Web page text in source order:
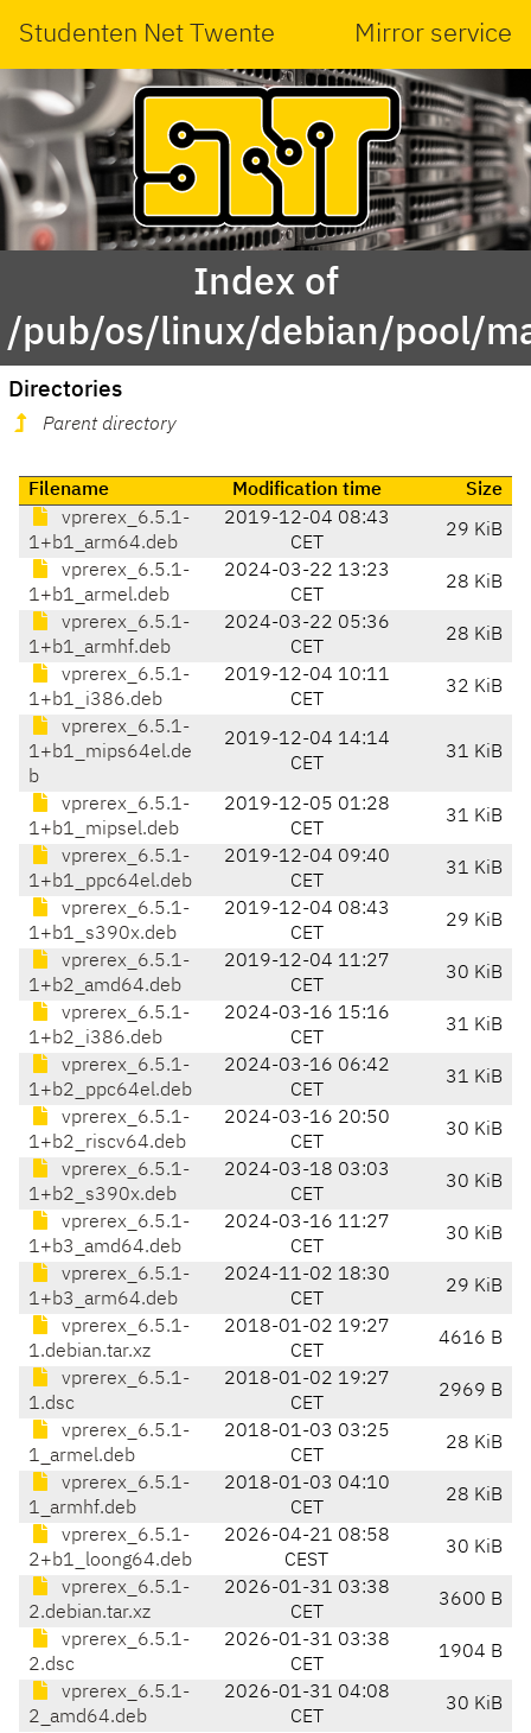
Studenten Net Twente Mirror service
Index of
/pub/os/linux/debian/pool/
Directories
Parent directory
Filename Modification time
Size
vprerex_6.5.1-
1+b1_arm64.deb
2019-12-04 08:43
CET
29 KiB
vprerex_6.5.1-
1+b1_armel.deb
2024-03-22 13:23
CET
28 KiB
vprerex_6.5.1-
1+b1_armhf.deb
2024-03-22 05:36
CET
28 KiB
vprerex_6.5.1-
1+b1_i386.deb
2019-12-04 10:11
CET
32 KiB
vprerex_6.5.1-
1+b1_mips64el.de
b
2019-12-04 14:14
CET
31 KiB
vprerex_6.5.1-
1+b1_mipsel.deb
2019-12-05 01:28
CET
31 KiB
vprerex_6.5.1-
1+b1_ppc64el.deb
2019-12-04 09:40
CET
31 KiB
vprerex_6.5.1-
1+b1_s390x.deb
2019-12-04 08:43
CET
29 KiB
vprerex_6.5.1-
1+b2_amd64.deb
2019-12-04 11:27
CET
30 KiB
vprerex_6.5.1-
1+b2_i386.deb
2024-03-16 15:16
CET
31 KiB
vprerex_6.5.1-
1+b2_ppc64el.deb
2024-03-16 06:42
CET
31 KiB
vprerex_6.5.1-
1+b2_riscv64.deb
2024-03-16 20:50
CET
30 KiB
vprerex_6.5.1-
1+b2_s390x.deb
2024-03-18 03:03
CET
30 KiB
vprerex_6.5.1-
1+b3_amd64.deb
2024-03-16 11:27
CET
30 KiB
vprerex_6.5.1-
1+b3_arm64.deb
2024-11-02 18:30
CET
29 KiB
vprerex_6.5.1-
1.debian.tar.xz
2018-01-02 19:27
CET
4616 B
vprerex_6.5.1-
1.dsc
2018-01-02 19:27
CET
2969 B
vprerex_6.5.1-
1_armel.deb
2018-01-03 03:25
CET
28 KiB
vprerex_6.5.1-
1_armhf.deb
2018-01-03 04:10
CET
28 KiB
vprerex_6.5.1-
2+b1_loong64.deb
2026-04-21 08:58
CEST
30 KiB
vprerex_6.5.1-
2.debian.tar.xz
2026-01-31 03:38
CET
3600 B
vprerex_6.5.1-
2.dsc
2026-01-31 03:38
CET
1904 B
vprerex_6.5.1-
2_amd64.deb
2026-01-31 04:08
CET
30 KiB